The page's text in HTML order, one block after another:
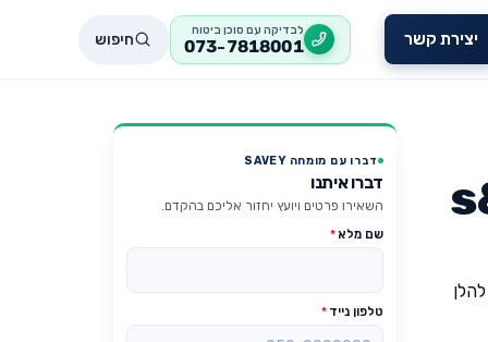
יצירת קשר לבדיקה עם סוכן ביטוח
073-7818001 חיפוש
דברו עם מומחה SAVEY
דברו איתנו
השאירו פרטים ויועץ יחזור אליכם בהקדם.
שם מלא*
טלפון נייד *